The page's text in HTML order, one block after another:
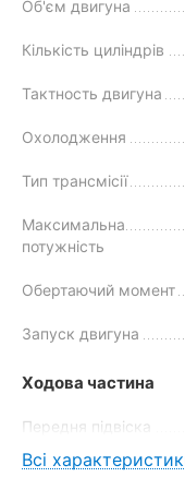
Почнемо з головного
кур'єрської
їзди з пасажиром;
вилазок на
їзди по сільській
Причина такої
використовувати
міцність особливо
Об'єм двигуна
Кількість циліндрів
Тактность двигуна
Охолодження
Тип трансмісії
Максимальна
потужність
Обертаючий момент
Запуск двигуна
Ходова частина
Передня підвіска
Задня підвіска
Всі